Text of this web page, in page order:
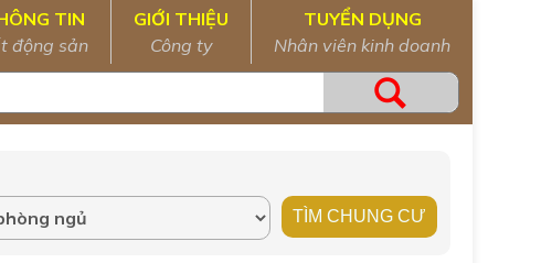
TIN
động sản
GIỚI THIỆU
Công ty
TUYỂN DỤNG
Nhân viên kinh doanh